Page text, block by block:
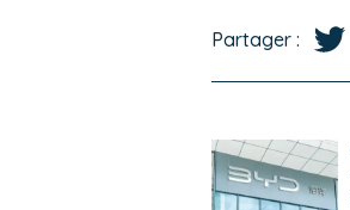
Partager :